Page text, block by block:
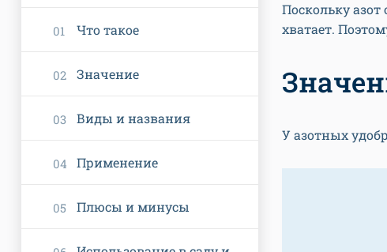
Поскольку
хватает.
У азотных
Что такое
Значение
Виды и названия
Применение
Плюсы и минусы